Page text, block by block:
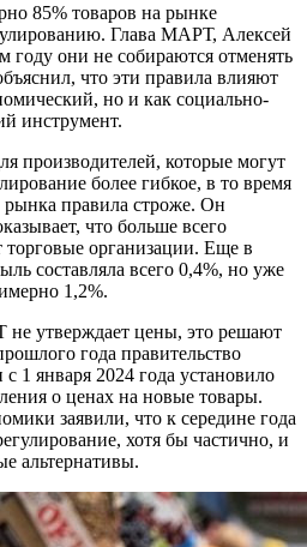
85% товаров на рынке
Глава МАРТ, Алексей
году они не собираются отменять
что эти правила влияют
но и как социально-
инструмент.
производителей, которые могут
более гибкое, в то время
рынка правила строже. Он
что больше всего
торговые организации. Еще в
составляла всего 0,4%, но уже
1,2%.
утверждает цены, это решают
года правительство
1 января 2024 года установило
о ценах на новые товары.
заявили, что к середине года
хотя бы частично, и
альтернативы.